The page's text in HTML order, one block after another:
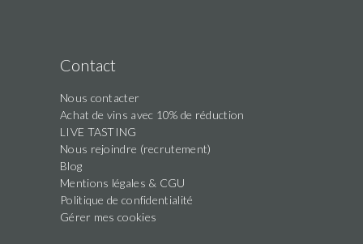
Contact
Nous contacter
Achat de vins avec 10% de réduction
LIVE TASTING
Nous rejoindre (recrutement)
Blog
Mentions légales & CGU
Politique de confidentialité
Gérer mes cookies